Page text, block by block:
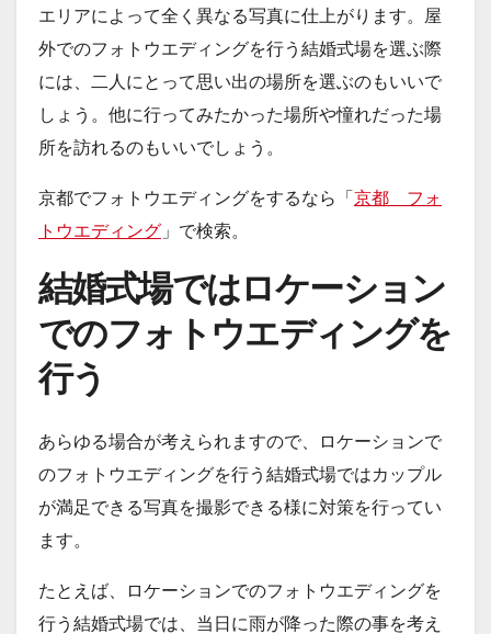
エリアによって全く異なる写真に仕上がります。屋
外でのフォトウエディングを行う結婚式場を選ぶ際
には、二人にとって思い出の場所を選ぶのもいいで
しょう。他に行ってみたかった場所や憧れだった場
所を訪れるのもいいでしょう。
京都でフォトウエディングをするなら「 京都 フォ
トウエディング 」で検索。
結婚式場ではロケーション
でのフォトウエディングを
行う
あらゆる場合が考えられますので、ロケーションで
のフォトウエディングを行う結婚式場ではカップル
が満足できる写真を撮影できる様に対策を行ってい
ます。
たとえば、ロケーションでのフォトウエディングを
行う結婚式場では、当日に雨が降った際の事を考え